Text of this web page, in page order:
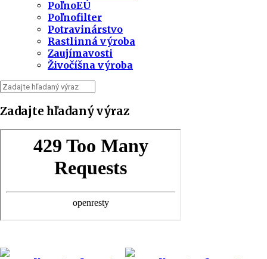
PoľnoEÚ
Poľnofilter
Potravinárstvo
Rastlinná výroba
Zaujímavosti
Živočíšna výroba
Zadajte hľadaný výraz